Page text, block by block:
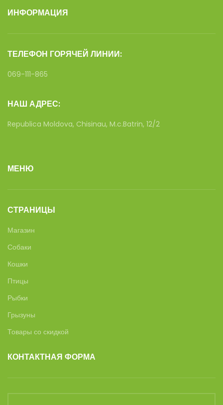
ИНФОРМАЦИЯ
ТЕЛЕФОН ГОРЯЧЕЙ ЛИНИИ:
069-111-865
НАШ АДРЕС:
Republica Moldova, Chisinau, M.c.Batrin, 12/2
МЕНЮ
СТРАНИЦЫ
Магазин
Собаки
Кошки
Птицы
Рыбки
Грызуны
Товары со скидкой
КОНТАКТНАЯ ФОРМА